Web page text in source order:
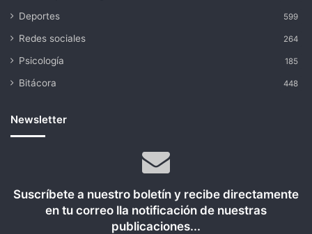
Deportes 599
Redes sociales 264
Psicología 185
Bitácora 448
Newsletter
Suscríbete a nuestro boletín y recibe directamente
en tu correo lla notificación de nuestras
publicaciones...